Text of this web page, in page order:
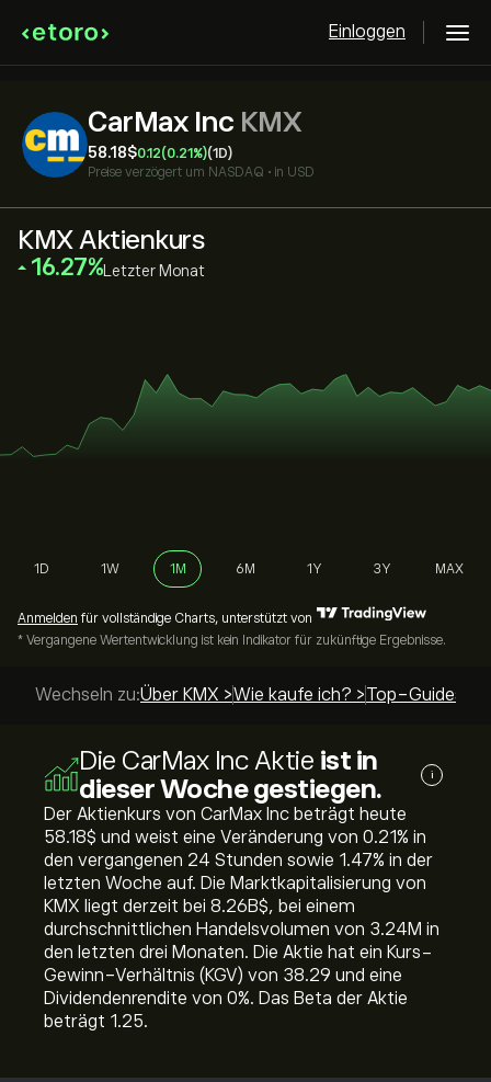
Einloggen
CarMax Inc KMX
58.18‎$‎0.12(0.21%)(1D)
Preise verzögert um NASDAQ • in USD
KMX Aktienkurs
‎16.27‎ Letzter Monat
1D 1W 1M 6M 1Y 3Y MAX
Anmelden für vollständige Charts, unterstützt von
* Vergangene Wertentwicklung ist kein Indikator für zukünftige Ergebnisse.
Wechseln zu:Über KMX >Wie kaufe ich? >Top-Guides >
Die CarMax Inc Aktie ist in
dieser Woche gestiegen.
i
Der Aktienkurs von CarMax Inc beträgt heute
58.18‎$‎ und weist eine Veränderung von ‎0.21‎% in
den vergangenen 24 Stunden sowie ‎1.47‎% in der
letzten Woche auf. Die Marktkapitalisierung von
KMX liegt derzeit bei 8.26B‎$‎, bei einem
durchschnittlichen Handelsvolumen von 3.24M in
den letzten drei Monaten. Die Aktie hat ein Kurs-
Gewinn-Verhältnis (KGV) von 38.29 und eine
Dividendenrendite von 0%. Das Beta der Aktie
beträgt 1.25.